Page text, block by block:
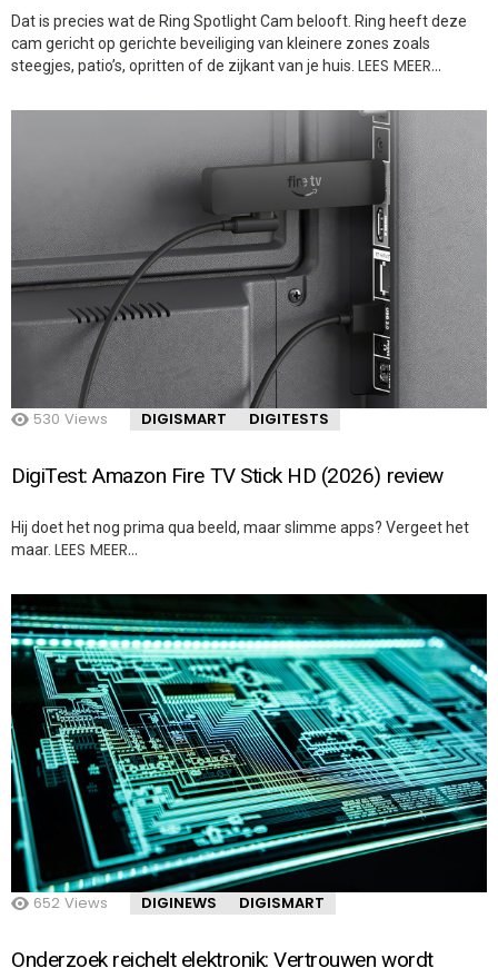
Dat is precies wat de Ring Spotlight Cam belooft. Ring heeft deze
cam gericht op gerichte beveiliging van kleinere zones zoals
steegjes, patio’s, opritten of de zijkant van je huis. LEES MEER…
530 Views DIGISMART DIGITESTS
DigiTest: Amazon Fire TV Stick HD (2026) review
Hij doet het nog prima qua beeld, maar slimme apps? Vergeet het
maar. LEES MEER…
652 Views DIGINEWS DIGISMART
Onderzoek reichelt elektronik: Vertrouwen wordt